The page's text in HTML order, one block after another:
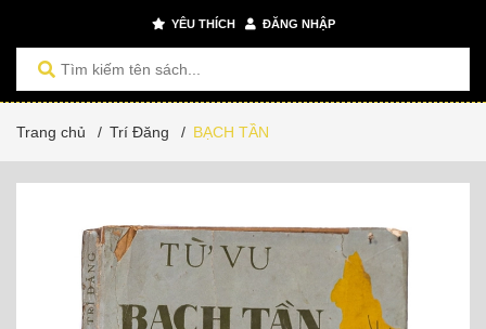
YÊU THÍCH ĐĂNG NHẬP
Trang chủ / Trí Đăng / BẠCH TẦN